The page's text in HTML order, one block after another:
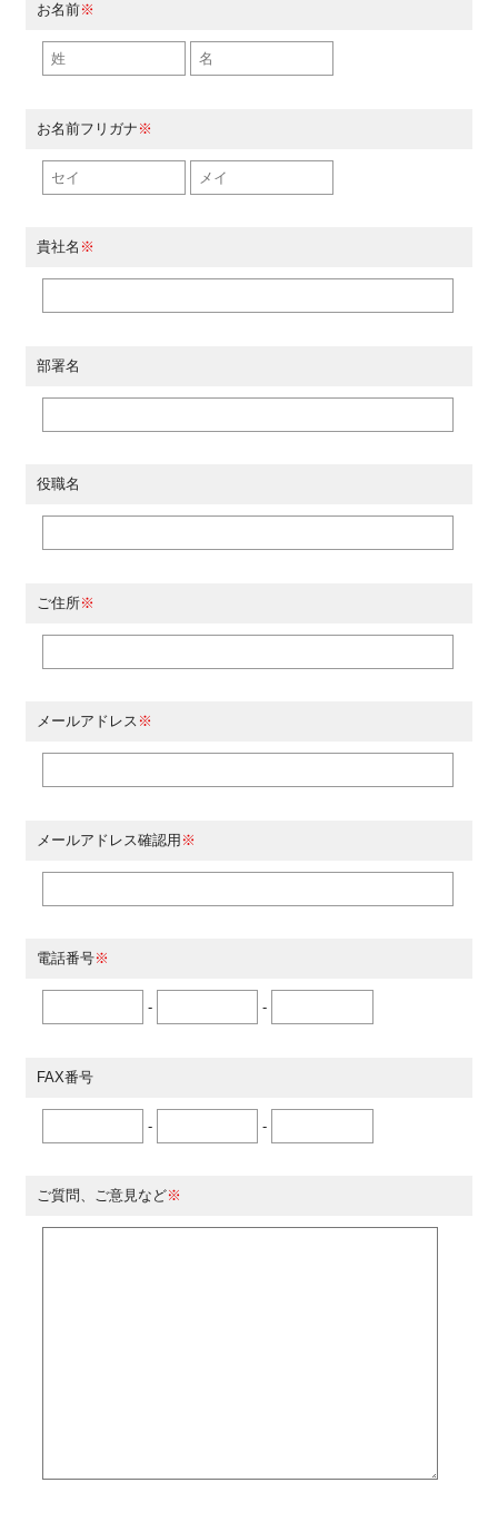
お名前※
お名前フリガナ ※
貴社名 ※
部署名
役職名
ご住所※
メールアドレス ※
メールアドレス確認用 ※
電話番号※
- -
FAX番号
- -
ご質問、ご意見など※